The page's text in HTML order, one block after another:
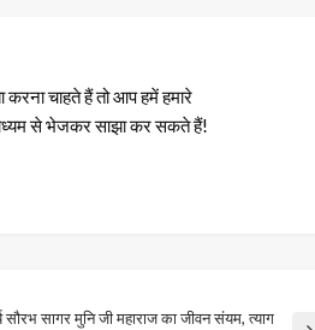
करना चाहते हैं तो आप हमें हमारे
से भेजकर साझा कर सकते हैं!
सौरभ सागर मुनि जी महाराज का जीवन संयम, त्याग